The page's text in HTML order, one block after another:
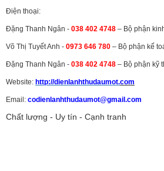
Điện thoại:
Đặng Thanh Ngân - 038 402 4748 – Bộ phận
Võ Thị Tuyết Anh - 0973 646 780 – Bộ phận kế
Đặng Thanh Ngân - 038 402 4748 – Bộ phận kỹ
Website: http://dienlanhthudaumot.com
Email: codienlanhthudaumot@gmail.com
Chất lượng - Uy tín - Cạnh tranh